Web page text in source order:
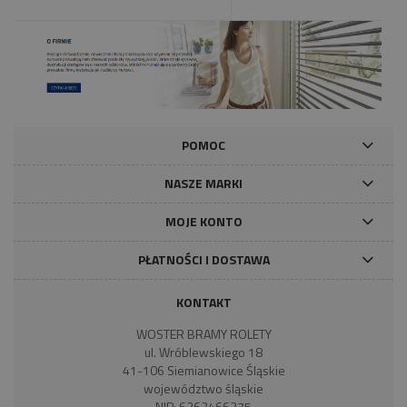
POMOC
NASZE MARKI
MOJE KONTO
PŁATNOŚCI I DOSTAWA
KONTAKT
WOSTER BRAMY ROLETY
ul. Wróblewskiego 18
41-106 Siemianowice Śląskie
województwo śląskie